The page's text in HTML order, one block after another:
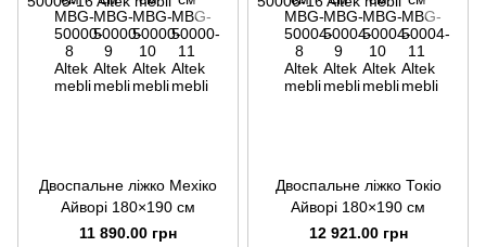
Двоспальне ліжко Мехіко
Айворі 180×190 см
11 890.00 грн
Двоспальне ліжко Токіо
Айворі 180×190 см
12 921.00 грн